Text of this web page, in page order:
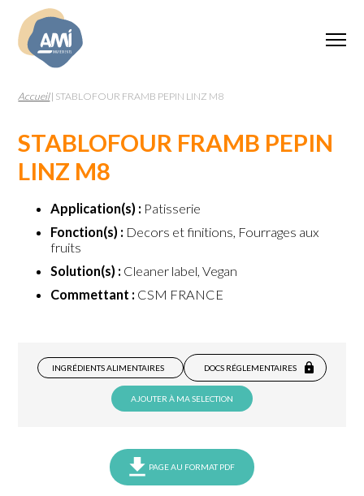
Accueil| STABLOFOUR FRAMB PEPIN LINZ M8
STABLOFOUR FRAMB PEPIN
LINZ M8
Application(s) : Patisserie
Fonction(s) : Decors et finitions, Fourrages aux
fruits
Solution(s) : Cleaner label, Vegan
Commettant : CSM FRANCE
INGRÉDIENTS ALIMENTAIRES DOCS RÉGLEMENTAIRES
AJOUTER À MA SELECTION
PAGE AU FORMAT PDF